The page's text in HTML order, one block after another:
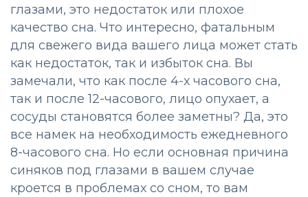
глазами, это недостаток или плохое
качество сна. Что интересно, фатальным
для свежего вида вашего лица может стать
как недостаток, так и избыток сна. Вы
замечали, что как после 4-х часового сна,
так и после 12-часового, лицо опухает, а
сосуды становятся более заметны? Да, это
все намек на необходимость ежедневного
8-часового сна. Но если основная причина
синяков под глазами в вашем случае
кроется в проблемах со сном, то вам